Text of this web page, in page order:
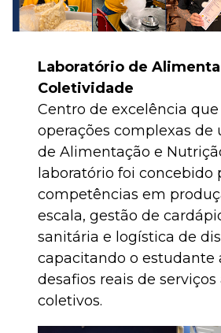
Laboratório de
Coletividade
Centro de excelência
operações complexas de
de Alimentação e
laboratório foi concebido
competências em
escala, gestão de
sanitária e logística de
capacitando o estudante
desafios reais de
coletivos.